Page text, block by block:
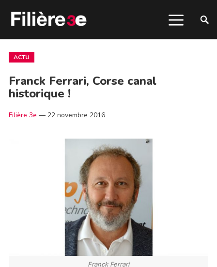
ACTU
Franck Ferrari, Corse canal
historique !
Filière 3e — 22 novembre 2016
Franck Ferrari